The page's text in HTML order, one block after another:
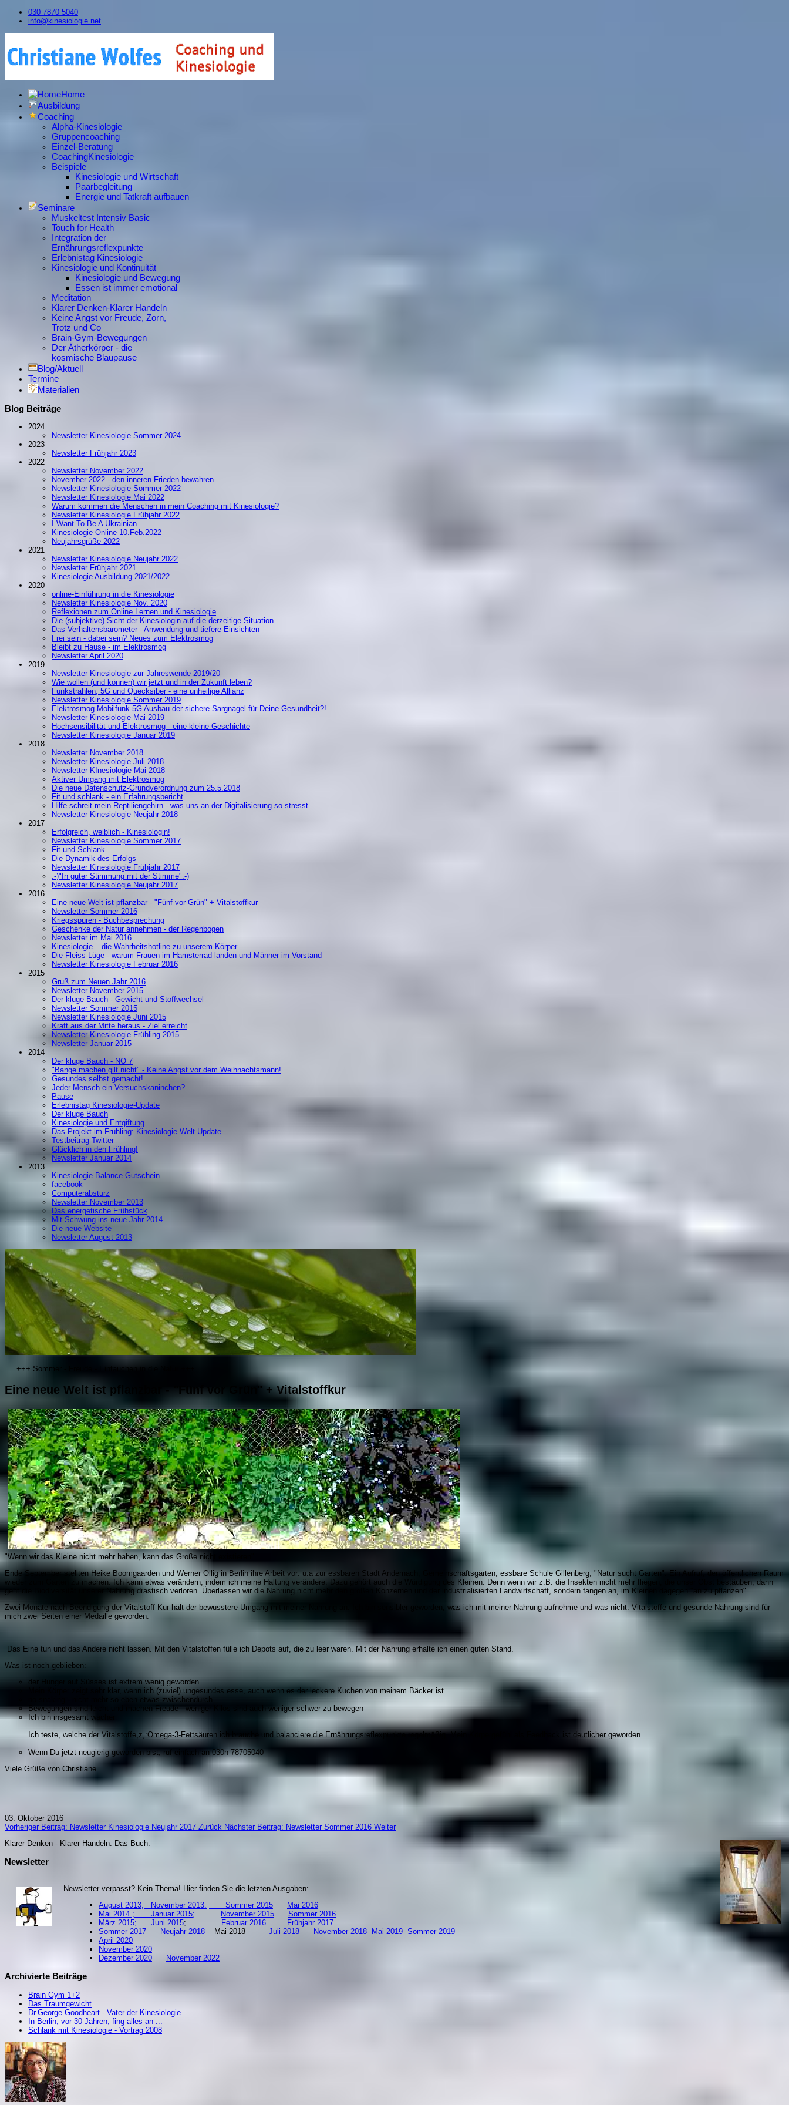
030 7870 5040
info@kinesiologie.net
Home
Ausbildung
Coaching
Alpha-Kinesiologie
Gruppencoaching
Einzel-Beratung
CoachingKinesiologie
Beispiele
Kinesiologie und Wirtschaft
Paarbegleitung
Energie und Tatkraft aufbauen
Seminare
Muskeltest Intensiv Basic
Touch for Health
Integration der
Ernährungsreflexpunkte
Erlebnistag Kinesiologie
Kinesiologie und Kontinuität
Kinesiologie und Bewegung
Essen ist immer emotional
Meditation
Klarer Denken-Klarer Handeln
Keine Angst vor Freude, Zorn,
Trotz und Co
Brain-Gym-Bewegungen
Der Ätherkörper - die
kosmische Blaupause
Blog/Aktuell
Termine
Materialien
Blog Beiträge
2024
Newsletter Kinesiologie Sommer 2024
2023
Newsletter Frühjahr 2023
2022
Newsletter November 2022
November 2022 - den inneren Frieden bewahren
Newsletter Kinesiologie Sommer 2022
Newsletter Kinesiologie Mai 2022
Warum kommen die Menschen in mein Coaching mit Kinesiologie?
Newsletter Kinesiologie Frühjahr 2022
I Want To Be A Ukrainian
Kinesiologie Online 10.Feb.2022
Neujahrsgrüße 2022
2021
Newsletter Kinesiologie Neujahr 2022
Newsletter Frühjahr 2021
Kinesiologie Ausbildung 2021/2022
2020
online-Einführung in die Kinesiologie
Newsletter Kinesiologie Nov. 2020
Reflexionen zum Online Lernen und Kinesiologie
Die (subjektive) Sicht der Kinesiologin auf die derzeitige Situation
Das Verhaltensbarometer - Anwendung und tiefere Einsichten
Frei sein - dabei sein? Neues zum Elektrosmog
Bleibt zu Hause - im Elektrosmog
Newsletter April 2020
2019
Newsletter Kinesiologie zur Jahreswende 2019/20
Wie wollen (und können) wir jetzt und in der Zukunft leben?
Funkstrahlen, 5G und Quecksiber - eine unheilige Allianz
Newsletter Kinesiologie Sommer 2019
Elektrosmog-Mobilfunk-5G Ausbau-der sichere Sargnagel für Deine Gesundheit?!
Newsletter Kinesiologie Mai 2019
Hochsensibilität und Elektrosmog - eine kleine Geschichte
Newsletter Kinesiologie Januar 2019
2018
Newsletter November 2018
Newsletter Kinesiologie Juli 2018
Newsletter KInesiologie Mai 2018
Aktiver Umgang mit Elektrosmog
Die neue Datenschutz-Grundverordnung zum 25.5.2018
Fit und schlank - ein Erfahrungsbericht
Hilfe schreit mein Reptiliengehirn - was uns an der Digitalisierung so stresst
Newsletter Kinesiologie Neujahr 2018
2017
Erfolgreich, weiblich - Kinesiologin!
Newsletter Kinesiologie Sommer 2017
Fit und Schlank
Die Dynamik des Erfolgs
Newsletter Kinesiologie Frühjahr 2017
:-)"In guter Stimmung mit der Stimme":-)
Newsletter Kinesiologie Neujahr 2017
2016
Eine neue Welt ist pflanzbar - "Fünf vor Grün" + Vitalstoffkur
Newsletter Sommer 2016
Kriegsspuren - Buchbesprechung
Geschenke der Natur annehmen - der Regenbogen
Newsletter im Mai 2016
Kinesiologie – die Wahrheitshotline zu unserem Körper
Die Fleiss-Lüge - warum Frauen im Hamsterrad landen und Männer im Vorstand
Newsletter Kinesiologie Februar 2016
2015
Gruß zum Neuen Jahr 2016
Newsletter November 2015
Der kluge Bauch - Gewicht und Stoffwechsel
Newsletter Sommer 2015
Newsletter Kinesiologie Juni 2015
Kraft aus der Mitte heraus - Ziel erreicht
Newsletter Kinesiologie Frühling 2015
Newsletter Januar 2015
2014
Der kluge Bauch - NO 7
"Bange machen gilt nicht" - Keine Angst vor dem Weihnachtsmann!
Gesundes selbst gemacht!
Jeder Mensch ein Versuchskaninchen?
Pause
Erlebnistag Kinesiologie-Update
Der kluge Bauch
Kinesiologie und Entgiftung
Das Projekt im Frühling: Kinesiologie-Welt Update
Testbeitrag-Twitter
Glücklich in den Frühling!
Newsletter Januar 2014
2013
Kinesiologie-Balance-Gutschein
facebook
Computerabsturz
Newsletter November 2013
Das energetische Frühstück
Mit Schwung ins neue Jahr 2014
Die neue Website
Newsletter August 2013
+++ Sommer - Freude - Eintauchen in die Natur +++
Eine neue Welt ist pflanzbar - "Fünf vor Grün" + Vitalstoffkur
"Wenn wir das Kleine nicht mehr haben, kann das Große nicht existieren"
Ende September stellten Heike Boomgaarden und Werner Ollig in Berlin ihre Arbeit vor: u.a zur essbaren Stadt Andernach, Gemeinschaftsgärten, essbare Schule Gillenberg, "Natur sucht Garten". Ein Aufruf, den öffentlichen Raum
wieder zum Garten zu machen. Ich kann etwas verändern, indem ich meine Haltung verändere. Dazu gehört auch die Würdigung des Kleinen. Denn wenn wir z.B. die Insekten nicht mehr fliegen, die unser Obst bestäuben, dann
geht die Biodiversität unserer Nahrung drastisch verloren. Überlassen wir die Nahrung nicht mehr den großen Konzernen und der industrialisierten Landwirtschaft, sondern fangen an, im Kleinen dagegen "an zu pflanzen".
Zwei Monate nach Beendigung der Vitalstoff Kur hält der bewusstere Umgang mit meiner Nahrung an. Ich bin sensibler geworden, was ich mit meiner Nahrung aufnehme und was nicht. Vitalstoffe und gesunde Nahrung sind für
mich zwei Seiten einer Medaille geworden.
Das Eine tun und das Andere nicht lassen. Mit den Vitalstoffen fülle ich Depots auf, die zu leer waren. Mit der Nahrung erhalte ich einen guten Stand.
Was ist noch geblieben:
der Hunger auf Süsses ist extrem wenig geworden
Mein Körper zeigt sehr klar, wenn ich (zuviel) ungesundes esse, auch wenn es der leckere Kuchen von meinem Bäcker ist
no snaking - nicht mehr so eben etwas zwischendurch
Bewegungen sind leicht und machen Freude - weniger Kilos sind auch weniger schwer zu bewegen
Ich bin insgesamt wacher
Ich teste, welche der Vitalstoffe,z,:Omega-3-Fettsäuren ich brauche und balanciere die Ernährungsreflexpunkte regelmäßig. Mein Körpergefühl als Feedback ist deutlicher geworden.
Wenn Du jetzt neugierig geworden bist, ruf einfach an 030n 78705040
Viele Grüße von Christiane
03. Oktober 2016
Vorheriger Beitrag: Newsletter Kinesiologie Neujahr 2017 Zurück Nächster Beitrag: Newsletter Sommer 2016 Weiter
Klarer Denken - Klarer Handeln. Das Buch:
Newsletter
Newsletter verpasst? Kein Thema! Hier finden Sie die letzten Ausgaben:
August 2013;
November 2013: Sommer 2015
Mai 2016
Mai 2014 ; Januar 2015; November 2015
Sommer 2016
März 2015; Juni 2015; Februar 2016
Frühjahr 2017
Sommer 2017
Neujahr 2018 Mai 2018 Juli 2018 November 2018 Mai 2019 Sommer 2019
April 2020
November 2020
Dezember 2020
November 2022
Archivierte Beiträge
Brain Gym 1+2
Das Traumgewicht
Dr.George Goodheart - Vater der Kinesiologie
In Berlin, vor 30 Jahren, fing alles an ...
Schlank mit Kinesiologie - Vortrag 2008